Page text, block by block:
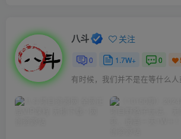
八斗 关注
0 1.7W+ 0